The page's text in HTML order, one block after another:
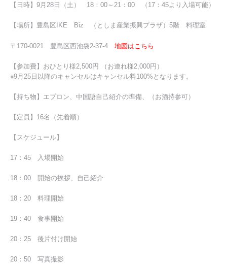
【日時】9月28日（土） 18：00～21：00 （17：45より入場可能）
【場所】豊島区IKE Biz （としま産業振興プラザ）5階 料理室
〒170-0021 豊島区西池袋2-37-4 地図はこちら
【参加費】おひとり様2,500円 （お連れ様2,000円）
※9月25日以降のキャンセルはキャンセル料100%となります。
【持ち物】エプロン、中国語自己紹介の準備、（お酒持参可）
【定員】16名（先着順）
【スケジュール】
17：45 入場開始
18：00 開始の挨拶、自己紹介
18：20 料理開始
19：40 食事開始
20：25 後片付け開始
20：50 写真撮影